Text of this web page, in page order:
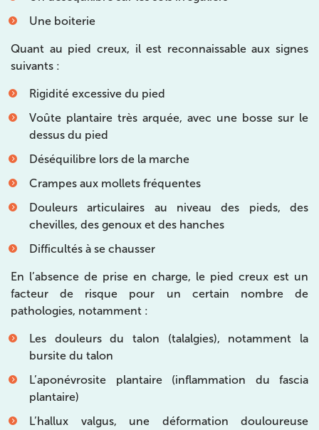
Une boiterie
Quant au pied creux, il est reconnaissable aux signes
suivants :
Rigidité excessive du pied
Voûte plantaire très arquée, avec une bosse sur le
dessus du pied
Déséquilibre lors de la marche
Crampes aux mollets fréquentes
Douleurs articulaires au niveau des pieds, des
chevilles, des genoux et des hanches
Difficultés à se chausser
En l’absence de prise en charge, le pied creux est un
facteur de risque pour un certain nombre de
pathologies, notamment :
Les douleurs du talon (talalgies), notamment la
bursite du talon
L’aponévrosite plantaire (inflammation du fascia
plantaire)
L’hallux valgus, une déformation douloureuse
IK PARIS 8 – SAINT-LAZARE
20 Rue de la Pépinière 75008 Paris
20 Rue de la Pépinière 75008 Paris
01 55 06 05 07
Prenez RDV sur
PARIS 9 – PETRELLE
6 Rue Petrelle 75009 Paris
01 71 97 53 67
Prenez RDV sur
IK Paris 11
10 Rue Roubo 75011 Paris
Prenez RDV sur